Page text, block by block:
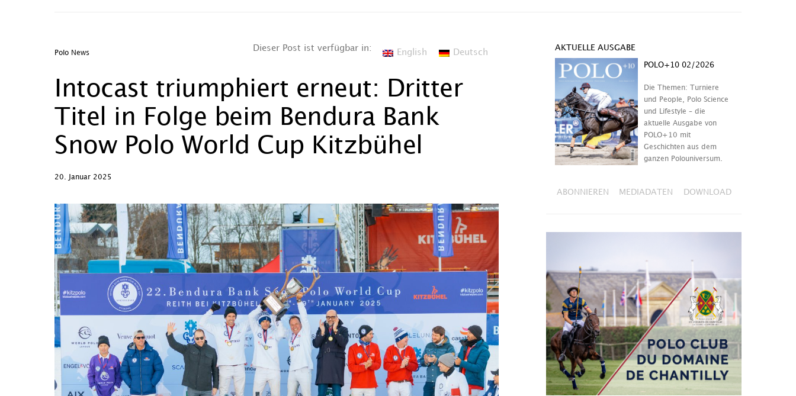
Polo News
Dieser Post ist verfügbar in: English Deutsch
Intocast triumphiert erneut: Dritter
Titel in Folge beim Bendura Bank
Snow Polo World Cup Kitzbühel
20. Januar 2025
AKTUELLE AUSGABE
POLO+10 02/2026
Die Themen: Turniere
und People, Polo Science
und Lifestyle – die
aktuelle Ausgabe von
POLO+10 mit
Geschichten aus dem
ganzen Polouniversum.
ABONNIEREN MEDIADATEN DOWNLOAD